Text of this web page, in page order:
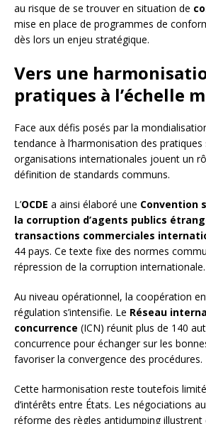
au risque de se trouver en situation de
mise en place de programmes de
dès lors un enjeu stratégique.
Vers une
pratiques à l’échelle
Face aux défis posés par la
tendance à l’harmonisation des pratiques
organisations internationales jouent un
définition de standards communs.
L’OCDE a ainsi élaboré une Convention
la corruption d’agents publics
transactions commerciales
44 pays. Ce texte fixe des normes
répression de la corruption internationale.
Au niveau opérationnel, la coopération
régulation s’intensifie. Le Réseau
concurrence (ICN) réunit plus de 140
concurrence pour échanger sur les
favoriser la convergence des procédures.
Cette harmonisation reste toutefois
d’intérêts entre États. Les négociations au
réforme des règles antidumping illustrent